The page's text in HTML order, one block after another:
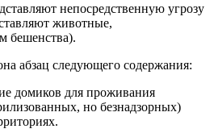
непосредственную угрозу
животные,
бешенства).
абзац следующего содержания:
домиков для проживания
но безнадзорных)